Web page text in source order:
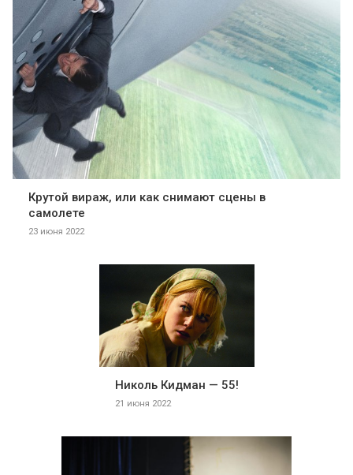
Крутой вираж, или как снимают сцены в
самолете
23 июня 2022
Николь Кидман — 55!
21 июня 2022